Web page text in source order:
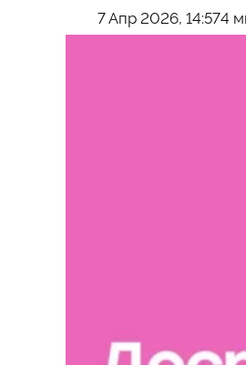
7 Апр 2026, 14:574